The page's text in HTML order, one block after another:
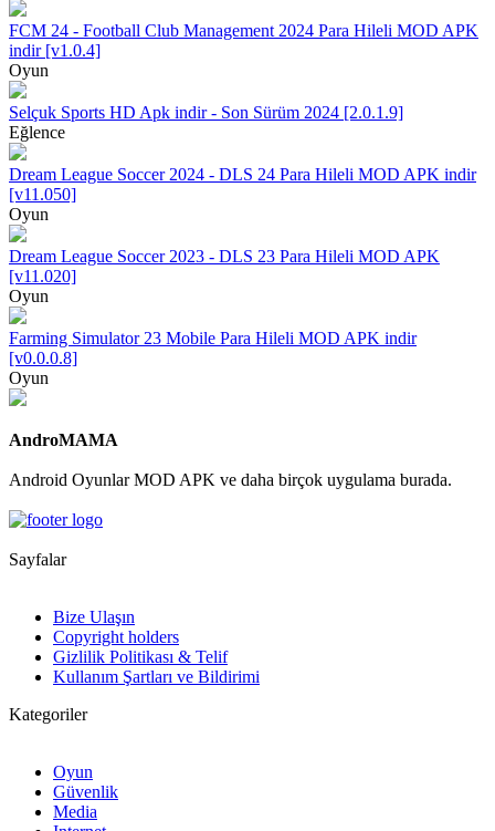
FCM 24 - Football Club Management 2024 Para Hileli MOD APK
indir [v1.0.4]
Oyun
Selçuk Sports HD Apk indir - Son Sürüm 2024 [2.0.1.9]
Eğlence
Dream League Soccer 2024 - DLS 24 Para Hileli MOD APK indir
[v11.050]
Oyun
Dream League Soccer 2023 - DLS 23 Para Hileli MOD APK
[v11.020]
Oyun
Farming Simulator 23 Mobile Para Hileli MOD APK indir
[v0.0.0.8]
Oyun
AndroMAMA
Android Oyunlar MOD APK ve daha birçok uygulama burada.
Sayfalar
Bize Ulaşın
Copyright holders
Gizlilik Politikası & Telif
Kullanım Şartları ve Bildirimi
Kategoriler
Oyun
Güvenlik
Media